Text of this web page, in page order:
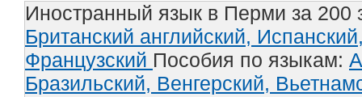
Иностранный язык в Перми за 200
Британский английский,
Французский Пособия по языкам:
Бразильский, Венгерский,